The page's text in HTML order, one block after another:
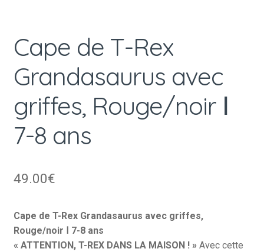
Cape de T-Rex
Grandasaurus avec
griffes, Rouge/noir Ⅰ
7-8 ans
49.00€
Cape de T-Rex Grandasaurus avec griffes,
Rouge/noir Ⅰ 7-8 ans
« ATTENTION, T-REX DANS LA MAISON ! »Avec cette